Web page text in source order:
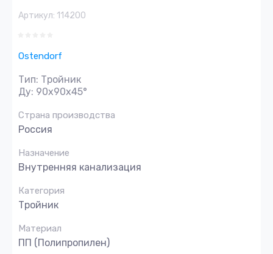
Артикул: 114200
Ostendorf
Тип: Тройник
Ду: 90х90х45°
Страна производства
Россия
Назначение
Внутренняя канализация
Категория
Тройник
Материал
ПП (Полипропилен)